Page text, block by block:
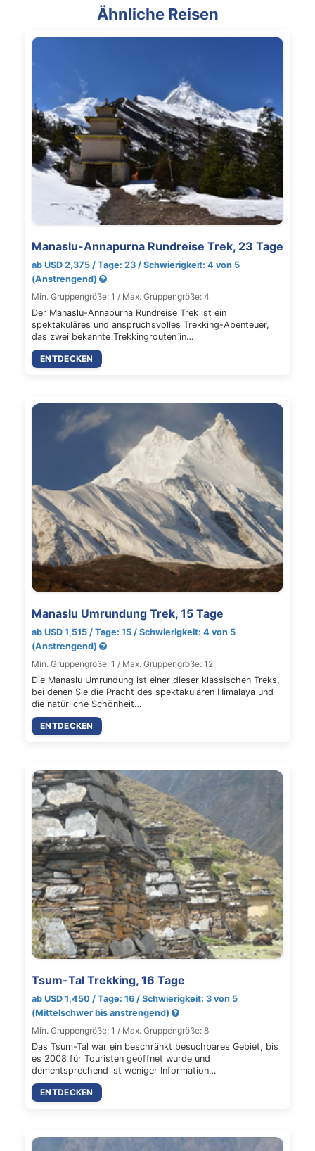
Ähnliche Reisen
Manaslu-Annapurna Rundreise Trek, 23 Tage
ab USD 2,375 / Tage: 23 / Schwierigkeit: 4 von 5
(Anstrengend)
Min. Gruppengröße: 1 / Max. Gruppengröße: 4
Der Manaslu-Annapurna Rundreise Trek ist ein
spektakuläres und anspruchsvolles Trekking-Abenteuer,
das zwei bekannte Trekkingrouten in…
ENTDECKEN
Manaslu Umrundung Trek, 15 Tage
ab USD 1,515 / Tage: 15 / Schwierigkeit: 4 von 5
(Anstrengend)
Min. Gruppengröße: 1 / Max. Gruppengröße: 12
Die Manaslu Umrundung ist einer dieser klassischen Treks,
bei denen Sie die Pracht des spektakulären Himalaya und
die natürliche Schönheit…
ENTDECKEN
Tsum-Tal Trekking, 16 Tage
ab USD 1,450 / Tage: 16 / Schwierigkeit: 3 von 5
(Mittelschwer bis anstrengend)
Min. Gruppengröße: 1 / Max. Gruppengröße: 8
Das Tsum-Tal war ein beschränkt besuchbares Gebiet, bis
es 2008 für Touristen geöffnet wurde und
dementsprechend ist weniger Information…
ENTDECKEN